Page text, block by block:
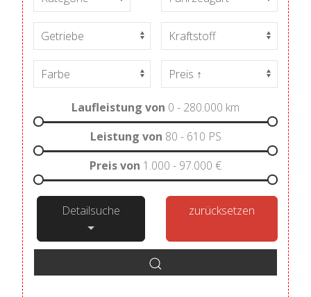
Laufleistung von 0 - 280.000 km
Leistung von 80 - 610 PS
Preis von 1.000 - 97.000 €
Detailsuche zurücksetzen